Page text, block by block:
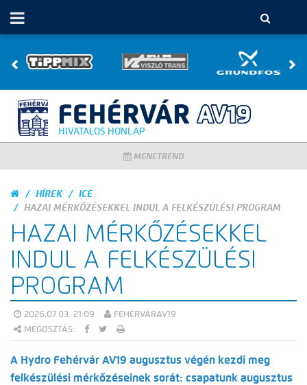
HIVATALOS HONLAP
MENETREND
HÍREK
ICE
HAZAI MÉRKŐZÉSEKKEL INDUL A FELKÉSZÜLÉSI PROGRAM
HAZAI MÉRKŐZÉSEKKEL
INDUL A FELKÉSZÜLÉSI
PROGRAM
2026.07.03. 21:09
FEHÉRVÁRAV19
MEGOSZTÁS:
A Hydro Fehérvár AV19 augusztus végén kezdi meg
felkészülési mérkőzéseinek sorát: csapatunk augusztus